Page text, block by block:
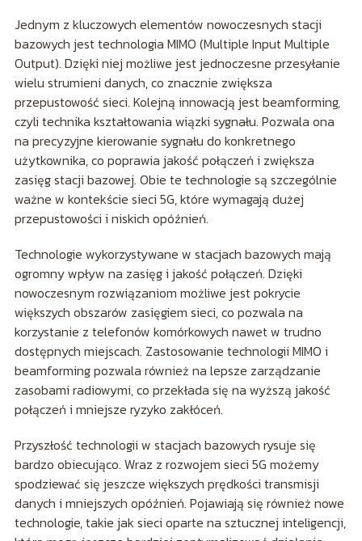
Jednym z kluczowych elementów nowoczesnych stacji
bazowych jest technologia MIMO (Multiple Input Multiple
Output). Dzięki niej możliwe jest jednoczesne przesyłanie
wielu strumieni danych, co znacznie zwiększa
przepustowość sieci. Kolejną innowacją jest beamforming,
czyli technika kształtowania wiązki sygnału. Pozwala ona
na precyzyjne kierowanie sygnału do konkretnego
użytkownika, co poprawia jakość połączeń i zwiększa
zasięg stacji bazowej. Obie te technologie są szczególnie
ważne w kontekście sieci 5G, które wymagają dużej
przepustowości i niskich opóźnień.
Technologie wykorzystywane w stacjach bazowych mają
ogromny wpływ na zasięg i jakość połączeń. Dzięki
nowoczesnym rozwiązaniom możliwe jest pokrycie
większych obszarów zasięgiem sieci, co pozwala na
korzystanie z telefonów komórkowych nawet w trudno
dostępnych miejscach. Zastosowanie technologii MIMO i
beamforming pozwala również na lepsze zarządzanie
zasobami radiowymi, co przekłada się na wyższą jakość
połączeń i mniejsze ryzyko zakłóceń.
Przyszłość technologii w stacjach bazowych rysuje się
bardzo obiecująco. Wraz z rozwojem sieci 5G możemy
spodziewać się jeszcze większych prędkości transmisji
danych i mniejszych opóźnień. Pojawiają się również nowe
technologie, takie jak sieci oparte na sztucznej inteligencji,